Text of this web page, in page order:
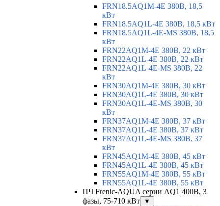
FRN18.5AQ1M-4E 380В, 18,5
кВт
FRN18.5AQ1L-4E 380В, 18,5 кВт
FRN18.5AQ1L-4E-MS 380В, 18,5
кВт
FRN22AQ1M-4E 380В, 22 кВт
FRN22AQ1L-4E 380В, 22 кВт
FRN22AQ1L-4E-MS 380В, 22
кВт
FRN30AQ1M-4E 380В, 30 кВт
FRN30AQ1L-4E 380В, 30 кВт
FRN30AQ1L-4E-MS 380В, 30
кВт
FRN37AQ1M-4E 380В, 37 кВт
FRN37AQ1L-4E 380В, 37 кВт
FRN37AQ1L-4E-MS 380В, 37
кВт
FRN45AQ1M-4E 380В, 45 кВт
FRN45AQ1L-4E 380В, 45 кВт
FRN55AQ1M-4E 380В, 55 кВт
FRN55AQ1L-4E 380В, 55 кВт
ПЧ Frenic-AQUA серии AQ1 400В, 3
фазы, 75-710 кВт
▼